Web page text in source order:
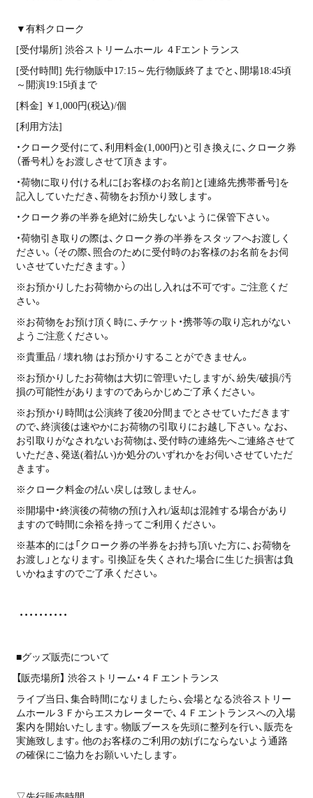
▼有料クローク
[受付場所] 渋谷ストリームホール ４Fエントランス
[受付時間] 先行物販中17:15～先行物販終了までと、開場18:45頃
～開演19:15頃まで
[料金] ￥1,000円(税込)/個
[利用方法]
・クローク受付にて、利用料金(1,000円)と引き換えに、クローク券
（番号札）をお渡しさせて頂きます。
・荷物に取り付ける札に[お客様のお名前]と[連絡先携帯番号]を
記入していただき、荷物をお預かり致します。
・クローク券の半券を絶対に紛失しないように保管下さい。
・荷物引き取りの際は、クローク券の半券をスタッフへお渡しく
ださい。（その際、照合のために受付時のお客様のお名前をお伺
いさせていただきます。）
※お預かりしたお荷物からの出し入れは不可です。ご注意くだ
さい。
※お荷物をお預け頂く時に、チケット・携帯等の取り忘れがない
ようご注意ください。
※貴重品 / 壊れ物 はお預かりすることができません。
※お預かりしたお荷物は大切に管理いたしますが、紛失/破損/汚
損の可能性がありますのであらかじめご了承ください。
※お預かり時間は公演終了後20分間までとさせていただきます
ので、終演後は速やかにお荷物の引取りにお越し下さい。なお、
お引取りがなされないお荷物は、受付時の連絡先へご連絡させて
いただき、発送(着払い)か処分のいずれかをお伺いさせていただ
きます。
※クローク料金の払い戻しは致しません。
※開場中・終演後の荷物の預け入れ/返却は混雑する場合があり
ますので時間に余裕を持ってご利用ください。
※基本的には「クローク券の半券をお持ち頂いた方に、お荷物を
お渡し」となります。引換証を失くされた場合に生じた損害は負
いかねますのでご了承ください。
・・・・・・・・・・
■グッズ販売について
【販売場所】 渋谷ストリーム・４Ｆエントランス
ライブ当日、集合時間になりましたら、会場となる渋谷ストリー
ムホール３Ｆからエスカレーターで、４Ｆエントランスへの入場
案内を開始いたします。物販ブースを先頭に整列を行い、販売を
実施致します。他のお客様のご利用の妨げにならないよう通路
の確保にご協力をお願いいたします。